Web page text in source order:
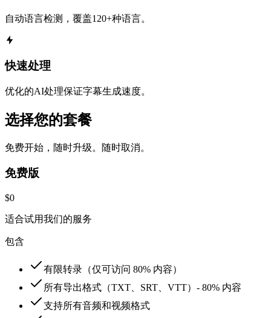
自动语言检测，覆盖120+种语言。
快速处理
优化的AI处理保证字幕生成速度。
选择您的套餐
免费开始，随时升级。随时取消。
免费版
$0
适合试用我们的服务
包含
有限转录（仅可访问 80% 内容）
所有导出格式（TXT、SRT、VTT）- 80% 内容
支持所有音频和视频格式